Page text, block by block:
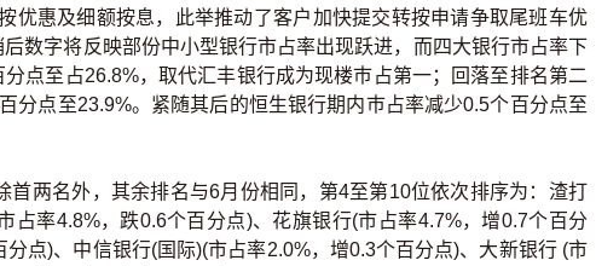
优惠及细额按息，此举推动了客户加快提交转按申请争取尾班车优
数字将反映部份中小型银行市占率出现跃进，而四大银行市占率下
点至占26.8%，取代汇丰银行成为现楼巿占第一；回落至排名第二
分点至23.9%。紧随其后的恒生银行期内巿占率减少0.5个百分点至
首两名外，其余排名与6月份相同，第4至第10位依次排序为：渣打
占率4.8%，跌0.6个百分点)、花旗银行(市占率4.7%，增0.7个百分
点)、中信银行(国际)(市占率2.0%，增0.3个百分点)、大新银行 (市